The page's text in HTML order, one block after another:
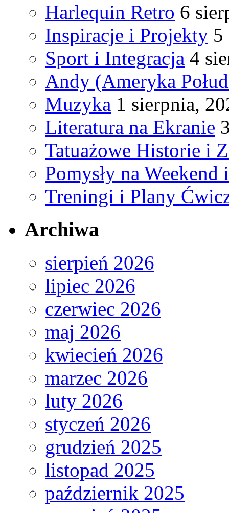
Harlequin Retro 6
Inspiracje i Projekty 5
Sport i Integracja 4
Andy (Ameryka
Muzyka 1 sierpnia,
Literatura na Ekranie
Tatuażowe Historie i
Pomysły na
Treningi i Plany
Archiwa
sierpień 2026
lipiec 2026
czerwiec 2026
maj 2026
kwiecień 2026
marzec 2026
luty 2026
styczeń 2026
grudzień 2025
listopad 2025
październik 2025